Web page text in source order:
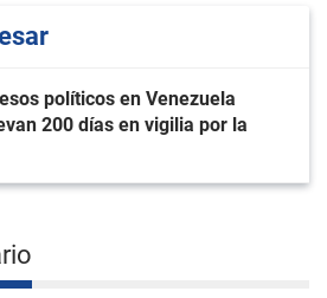
políticos en Venezuela
200 días en vigilia por la